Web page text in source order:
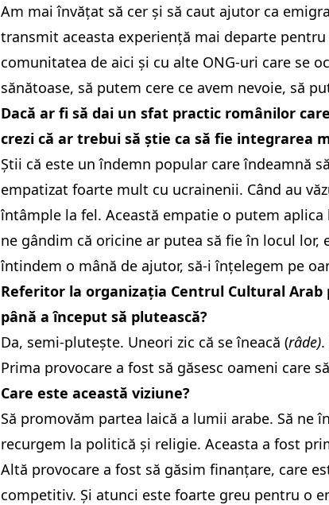
Am mai învățat să cer și să caut ajutor ca
transmit aceasta experiență mai departe
comunitatea de aici și cu alte ONG-uri care se
sănătoase, să putem cere ce avem nevoie, să
Dacă ar fi să dai un sfat practic românilor
crezi că ar trebui să știe ca să fie integrarea
Ştii că este un îndemn popular care îndeamnă
empatizat foarte mult cu ucrainenii. Când au
întâmple la fel. Această empatie o putem aplica
ne gândim că oricine ar putea să fie în locul
întindem o mână de ajutor, să-i înțelegem pe
Referitor la organizația Centrul Cultural
până a început să plutească?
Da, semi-plutește. Uneori zic că se îneacă (râde)
Prima provocare a fost să găsesc oameni care
Care este această viziune?
Să promovăm partea laică a lumii arabe. Să ne
recurgem la politică și religie. Aceasta a fost
Altă provocare a fost să găsim finanțare, care
competitiv. Și atunci este foarte greu pentru o